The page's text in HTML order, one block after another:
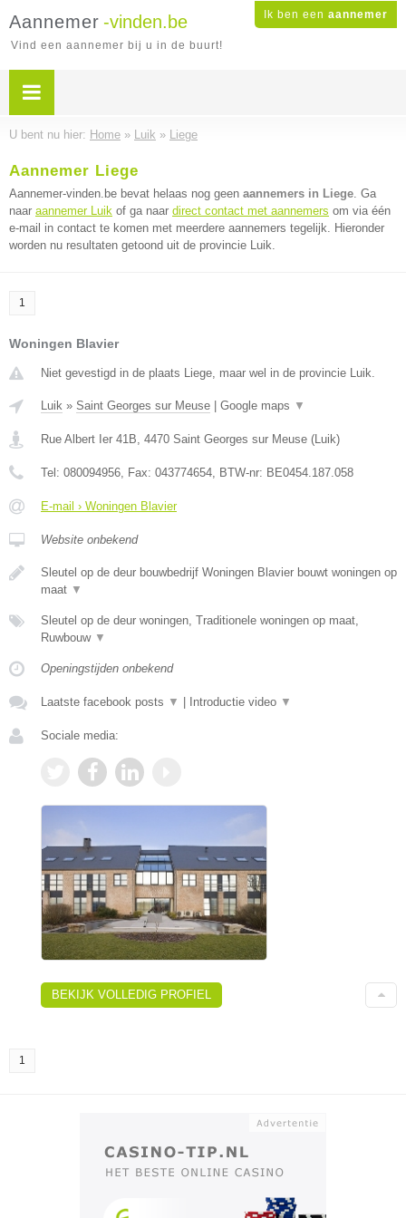
Ik ben een aannemer
Aannemer -vinden.be
Vind een aannemer bij u in de buurt!
U bent nu hier: Home » Luik » Liege
Aannemer Liege
Aannemer-vinden.be bevat helaas nog geen aannemers in Liege. Ga
naar aannemer Luik of ga naar direct contact met aannemers om via één
e-mail in contact te komen met meerdere aannemers tegelijk. Hieronder
worden nu resultaten getoond uit de provincie Luik.
1
Woningen Blavier
Niet gevestigd in de plaats Liege, maar wel in de provincie Luik.
Luik » Saint Georges sur Meuse Google maps ▼
Rue Albert Ier 41B, 4470 Saint Georges sur Meuse (Luik)
Tel: 080094956, Fax: 043774654, BTW-nr: BE0454.187.058
E-mail › Woningen Blavier
Website onbekend
Sleutel op de deur bouwbedrijf Woningen Blavier bouwt woningen op
maat ▼
Sleutel op de deur woningen, Traditionele woningen op maat,
Ruwbouw ▼
Openingstijden onbekend
Laatste facebook posts ▼ Introductie video ▼
Sociale media:
BEKIJK VOLLEDIG PROFIEL
1